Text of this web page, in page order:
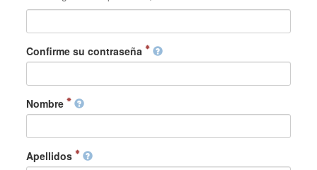
Confirme su contraseña
Nombre
Apellidos